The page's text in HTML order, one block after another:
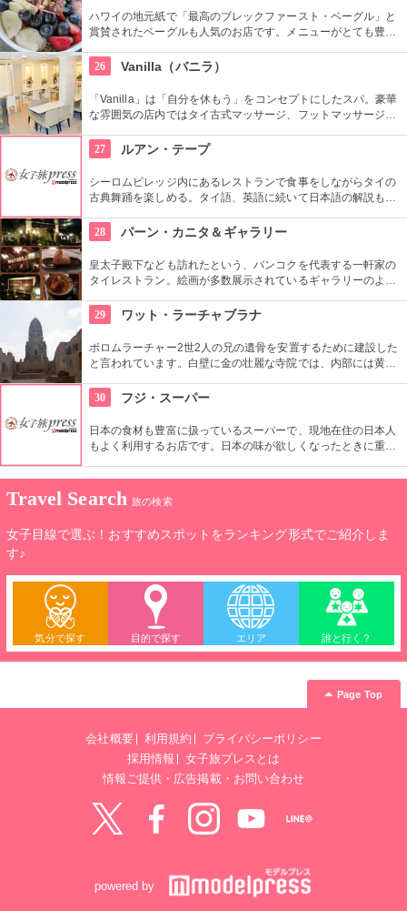
ハワイの地元紙で「最高のブレックファースト・ベーグル」と
賞賛されたベーグルも人気のお店です。メニューがとても豊富
らチョイスするといかも知れません。人気のアサイボウルはた
っぷりのフルーツとグラノーラ入り。店内のテーブル席の他に
テラス席もあります。
26 Vanilla（バニラ）
「Vanilla」は「自分を休もう」をコンセプトにしたスパ。豪華
な雰囲気の店内ではタイ古式マッサージ、フットマッサージ、
メニューは300バーツ（約900円）からと日本より安価なとこ
ろがタイならでは。数種類ものハーブを詰め込んだオーガニッ
クハーバルボールでのマッサージや、全身をほぐし身体を活性
化するタイ古式マッサージ、さらに金箔やアロマキャンドルの
ようなユニークな素材を用いたオイルマッサージも体験できま
す。人目を気にしなくて良いプライベートルームと、初めてで
も気軽に受けられるフットマッサージスペースの両方が用意さ
27 ルアン・テープ
シーロムビレッジ内にあるレストランで食事をしながらタイの
古典舞踊を楽しめる。タイ語、英語に続いて日本語の解説も流
28
パーン・カニタ＆ギャラリー
皇太子殿下なども訪れたという、バンコクを代表する一軒家の
タイレストラン。絵画が多数展示されているギャラリーのよう
Restaurant」を1997年から連続受賞中というのもうなづける。
大事な記念日に行きたいお店。
29 ワット・ラーチャブラナ
ボロムラーチャー2世2人の兄の遺骨を安置するために建設した
と言われています。白壁に金の壮麗な寺院では、内部には黄金
の造りを模した日本人納骨堂もあります。
30 フジ・スーパー
日本の食材も豊富に扱っているスーパーで、現地在住の日本人
もよく利用するお店です。日本の味が欲しくなったときに重宝
もいいですよ。
Travel Search 旅の検索
女子目線で選ぶ！おすすめスポットをランキング形式でご紹介しま
す♪
気分で探す 目的で探す エリア 誰と行く？
Page Top
会社概要 利用規約
プライバシーポリシー
採用情報
女子旅プレスとは
情報ご提供・広告掲載・お問い合わせ
powered by